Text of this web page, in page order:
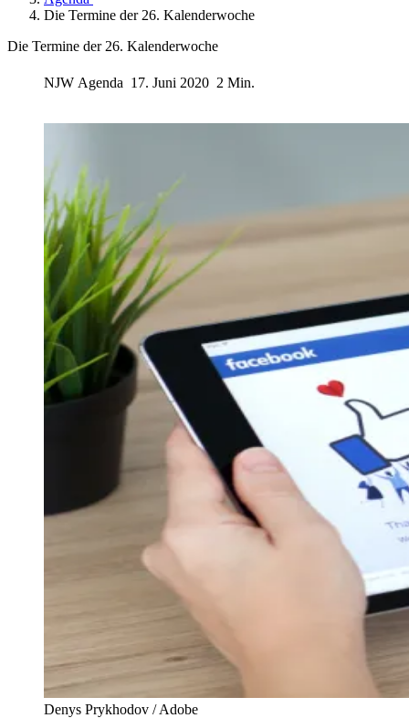
Die Termine der 26. Kalenderwoche
Die Termine der 26. Kalenderwoche
NJW Agenda 17. Juni 2020 2 Min.
Denys Prykhodov / Adobe